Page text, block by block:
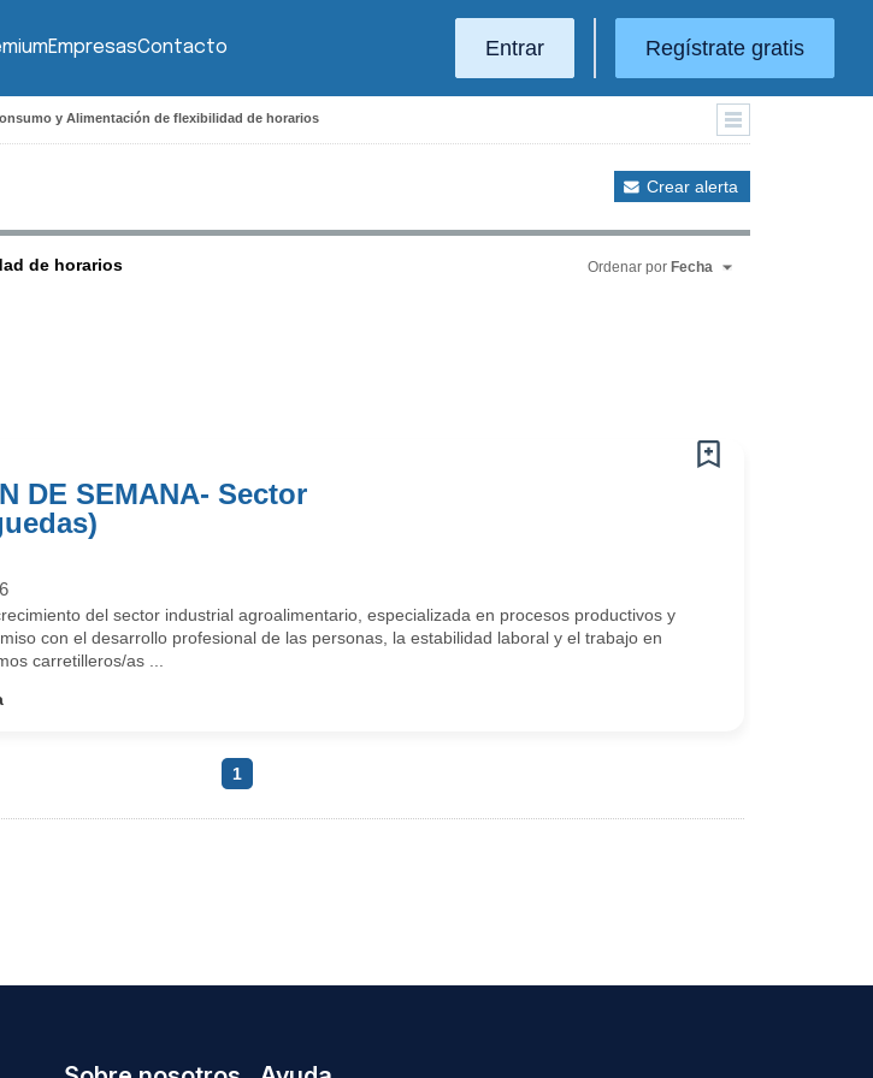
EmpresasContacto Entrar Regístrate gratis
y Alimentación de flexibilidad de horarios
Crear alerta
de horarios Ordenar por Fecha
DE SEMANA- Sector
del sector industrial agroalimentario, especializada en procesos productivos y
con el desarrollo profesional de las personas, la estabilidad laboral y el trabajo en
carretilleros/as ...
1